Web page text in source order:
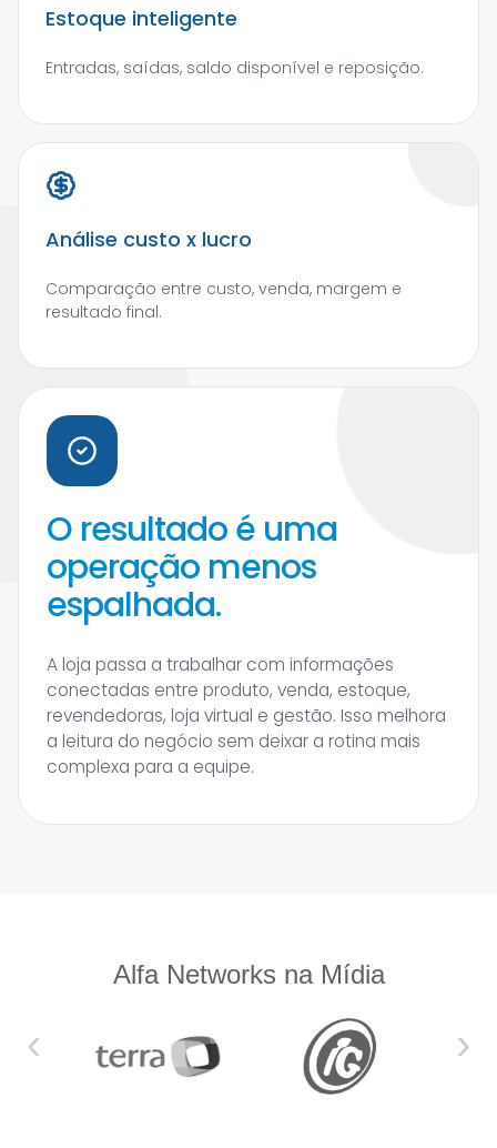
Estoque inteligente
Entradas, saídas, saldo disponível e reposição.
Análise custo x lucro
Comparação entre custo, venda, margem e
resultado final.
O resultado é uma
operação menos
espalhada.
A loja passa a trabalhar com informações
conectadas entre produto, venda, estoque,
revendedoras, loja virtual e gestão. Isso melhora
a leitura do negócio sem deixar a rotina mais
complexa para a equipe.
Alfa Networks na Mídia
‹ ›